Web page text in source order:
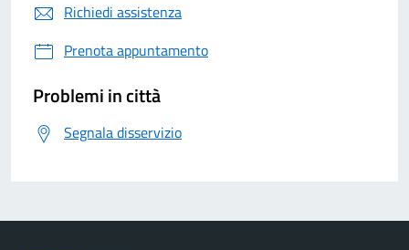
Richiedi assistenza
Prenota appuntamento
Problemi in città
Segnala disservizio